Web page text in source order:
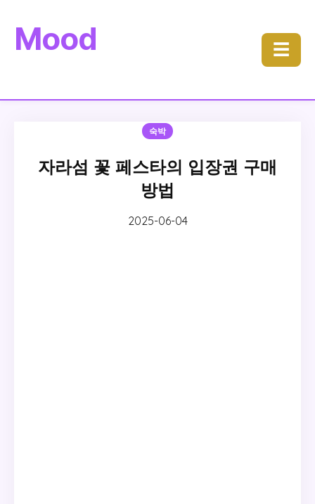
Mood ☰
숙박
자라섬 꽃 페스타의 입장권 구매
방법
2025-06-04